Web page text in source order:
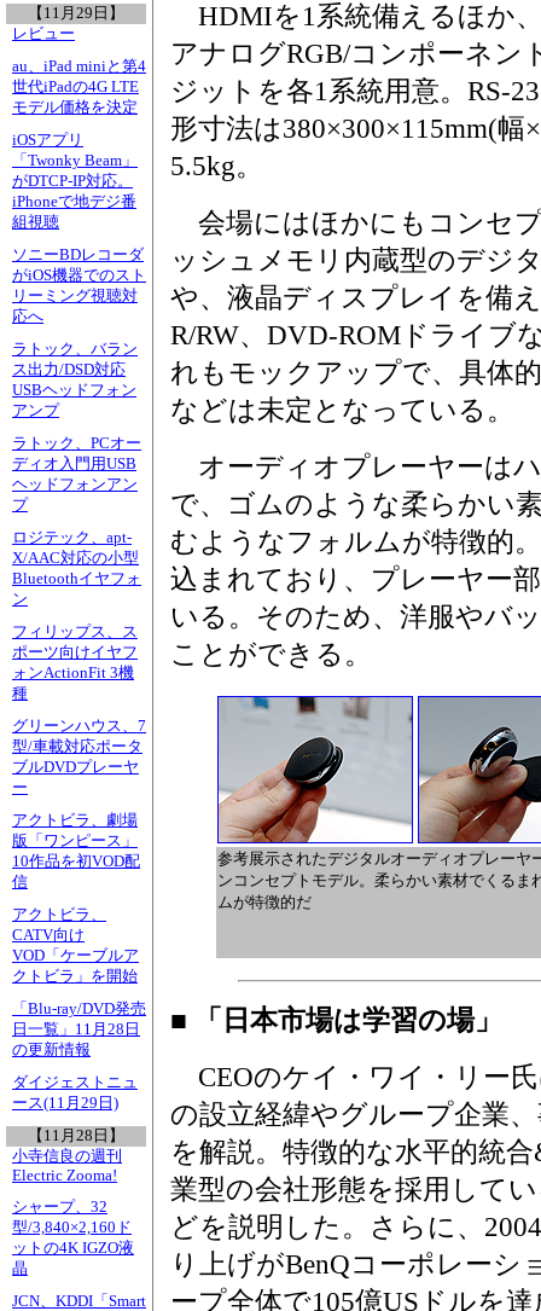
【11月29日】
レビュー
au、iPad miniと第4
世代iPadの4G LTE
モデル価格を決定
iOSアプリ
「Twonky Beam」
がDTCP-IP対応。
iPhoneで地デジ番
組視聴
ソニーBDレコーダ
がiOS機器でのスト
リーミング視聴対
応へ
ラトック、バラン
ス出力/DSD対応
USBヘッドフォン
アンプ
ラトック、PCオー
ディオ入門用USB
ヘッドフォンアン
プ
ロジテック、apt-
X/AAC対応の小型
Bluetoothイヤフォ
ン
フィリップス、ス
ポーツ向けイヤフ
ォンActionFit 3機
種
グリーンハウス、7
型/車載対応ポータ
ブルDVDプレーヤ
ー
アクトビラ、劇場
版「ワンピース」
10作品を初VOD配
信
アクトビラ、
CATV向け
VOD「ケーブルア
クトビラ」を開始
「Blu-ray/DVD発売
日一覧」11月28日
の更新情報
ダイジェストニュ
ース(11月29日)
【11月28日】
小寺信良の週刊
Electric Zooma!
シャープ、32
型/3,840×2,160ド
ットの4K IGZO液
晶
JCN、KDDI「Smart
HDMIを1系統備えるほか
アナログRGB/コンポーネン
ジットを各1系統用意。RS-
形寸法は380×300×115mm(
5.5kg。
会場にはほかにもコンセ
ッシュメモリ内蔵型のデジ
や、液晶ディスプレイを備
R/RW、DVD-ROMドライブ
れもモックアップで、具体
などは未定となっている。
オーディオプレーヤーは
で、ゴムのような柔らかい
むようなフォルムが特徴的
込まれており、プレーヤー
いる。そのため、洋服やバ
ことができる。
参考展示されたデジタルオーディオプレーヤ
ンコンセプトモデル。柔らかい素材でくるま
ムが特徴的だ
■ 「日本市場は学習の場」
CEOのケイ・ワイ・リー
の設立経緯やグループ企業
を解説。特徴的な水平的統
業型の会社形態を採用して
どを説明した。さらに、
り上げがBenQコーポレーシ
ープ全体で105億USドルを